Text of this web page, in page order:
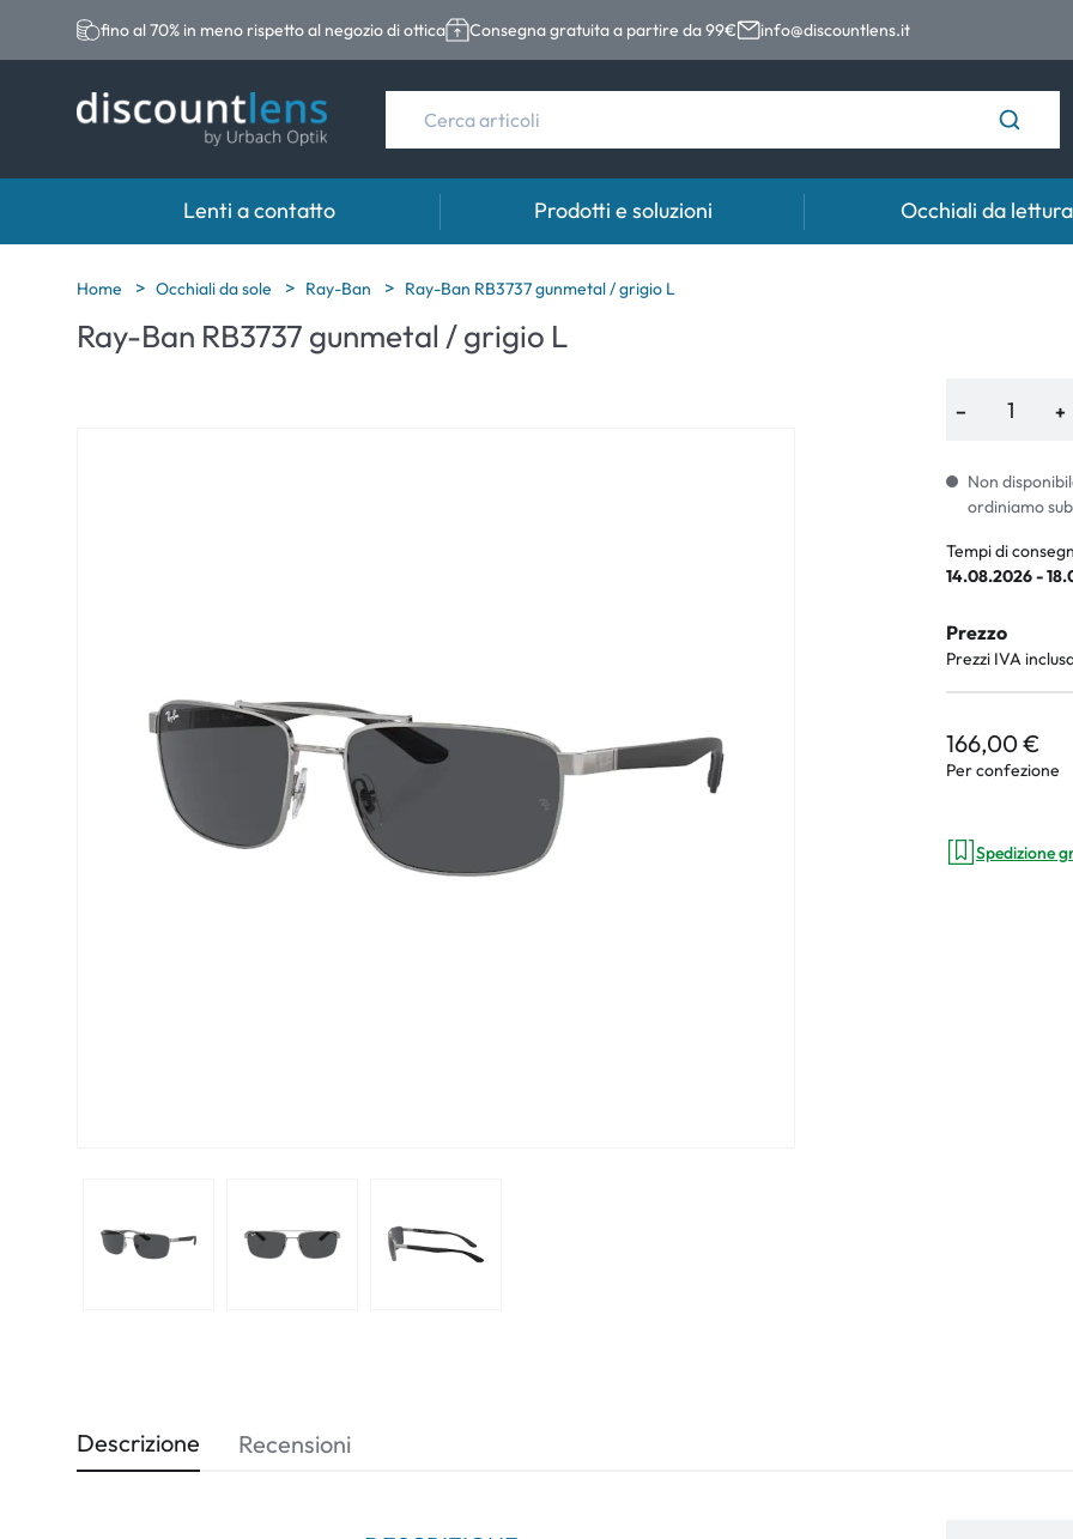
fino al 70% in meno rispetto al negozio di ottica Consegna gratuita a partire da 99€ info@discountlens.it
Lenti a contatto
Marche
Acuvue
Air Optix
Categoria
Lenti sferiche
Prodotti e soluzioni
Marche
Eversee
% SALDI %
Occhiali da lettura
Home Occhiali da sole Ray-Ban Ray-Ban RB3737 gunmetal / grigio L
Ray-Ban RB3737 gunmetal / grigio L
− +
Non
ordiniamo
Tempi di
14.08.2026 -
Prezzo
Prezzi IVA
166,00 €
Per confezione
Spedizione
Descrizione Recensioni